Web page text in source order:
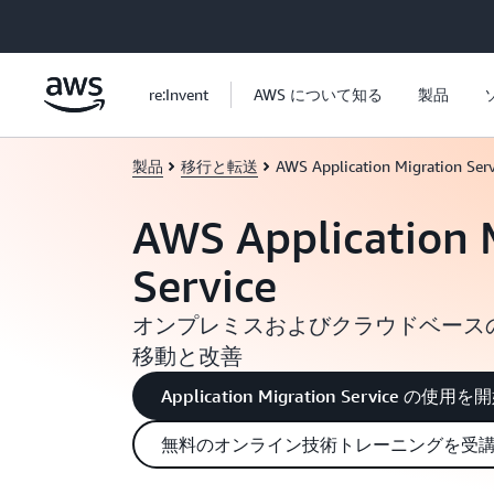
re:Invent AWS について知る 製品
製品 移行と転送 AWS Application Migration
AWS Application
Service
オンプレミスおよびクラウドベー
移動と改善
Application Migration Service の使用を
無料のオンライン技術トレーニングを受